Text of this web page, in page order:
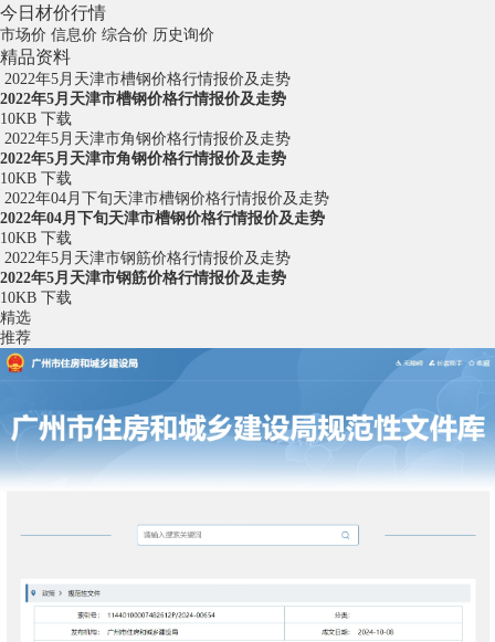
今日材价行情
市场价 信息价 综合价 历史询价
精品资料
2022年5月天津市槽钢价格行情报价及走势
2022年5月天津市槽钢价格行情报价及走势
10KB 下载
2022年5月天津市角钢价格行情报价及走势
2022年5月天津市角钢价格行情报价及走势
10KB 下载
2022年04月下旬天津市槽钢价格行情报价及走势
2022年04月下旬天津市槽钢价格行情报价及走势
10KB 下载
2022年5月天津市钢筋价格行情报价及走势
2022年5月天津市钢筋价格行情报价及走势
10KB 下载
精选
推荐